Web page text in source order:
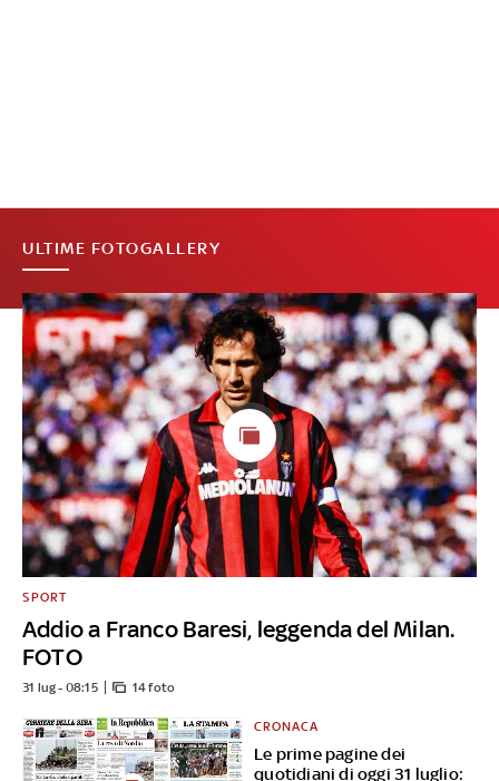
ULTIME FOTOGALLERY
Addio a Franco Baresi, leggenda del Milan.
FOTO
SPORT
31 lug - 08:15 14 foto
Le prime pagine dei
quotidiani di oggi 31 luglio:
CRONACA